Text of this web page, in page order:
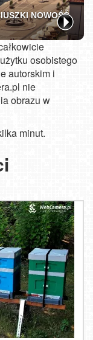
osobistego
autorskim i
nie
obrazu w
minut.